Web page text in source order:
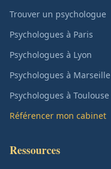
Trouver un psychologue
Psychologues à Paris
Psychologues à Lyon
Psychologues à Marseille
Psychologues à Toulouse
Référencer mon cabinet
Ressources